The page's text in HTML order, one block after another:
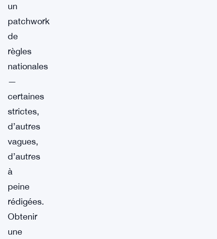
un
patchwork
de
règles
nationales
—
certaines
strictes,
d’autres
vagues,
d’autres
à
peine
rédigées.
Obtenir
une